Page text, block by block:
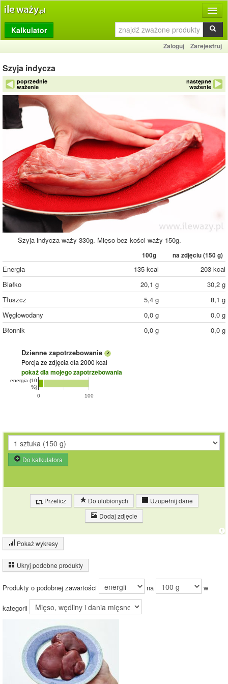
Produkty
Dziennik
Przelicznik
Porównywarka
Porady
O stronie
Kontakt
Kalkulator
Zaloguj Zarejestruj
Szyja indycza
poprzednie
ważenie
następne
ważenie
Szyja indycza waży 330g. Mięso bez kości waży 150g.
100g na zdjęciu (150 g)
Energia 135 kcal
203 kcal
Białko
20,1 g
30,2 g
Tłuszcz
5,4 g
8,1 g
Węglowodany
0,0 g
0,0 g
Błonnik
0,0 g 0,0 g
Dzienne zapotrzebowanie
Porcja ze zdjęcia dla 2000 kcal
pokaż dla mojego zapotrzebowania
0 100
energia (10
%)
Do kalkulatora
Przelicz Do ulubionych
Uzupełnij dane
Dodaj zdjęcie
Pokaż wykresy
Wykres składu produktu
Tłuszcz (5%)
Pozostałe (74%)
20.2%
Wykres źródeł energii produktu
Ukryj podobne produkty
Produkty o podobnej zawartości na w
kategorii